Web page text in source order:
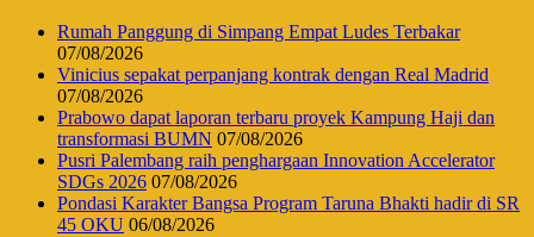
Rumah Panggung di Simpang Empat Ludes Terbakar
07/08/2026
Vinicius sepakat perpanjang kontrak dengan Real Madrid
07/08/2026
Prabowo dapat laporan terbaru proyek Kampung Haji dan
transformasi BUMN 07/08/2026
Pusri Palembang raih penghargaan Innovation Accelerator
SDGs 2026 07/08/2026
Pondasi Karakter Bangsa Program Taruna Bhakti hadir di SR
45 OKU 06/08/2026